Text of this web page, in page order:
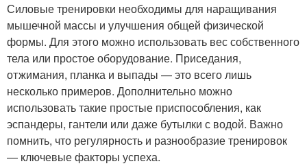
Силовые тренировки необходимы для наращивания
мышечной массы и улучшения общей физической
формы. Для этого можно использовать вес собственного
тела или простое оборудование. Приседания,
отжимания, планка и выпады — это всего лишь
несколько примеров. Дополнительно можно
использовать такие простые приспособления, как
эспандеры, гантели или даже бутылки с водой. Важно
помнить, что регулярность и разнообразие тренировок
— ключевые факторы успеха.